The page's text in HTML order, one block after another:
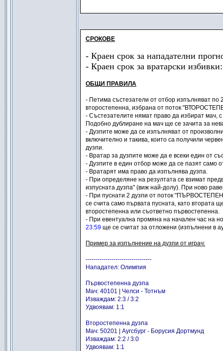
СРОКОВЕ
- Краен срок за нападателни
- Краен срок за вратарски
ОБЩИ ПРАВИЛА
- Петима състезатели от отбор изпълняват
второстепенна, избрана от поток
- Състезателите нямат право да избират мач,
Подобно дублиране на мач ще се зачита за
- Дузпите може да се изпълняват от
включително и такива, които са получили
дузпи.
- Вратар за дузпите може да е всеки един от
- Дузпите в един отбор може да се пазят само
- Вратарят има право да изпълнява дузпа.
- При определяне на резултата се взимат
изпусната дузпа" (виж най-долу). При ново
- При пуснати 2 дузпи от поток
се счита само първата пусната, като втората
второстепенна или съответно първостепенна.
- При евентуална промяна на начален час на
23:59 ще се считат за отложени (изпълнени в
Пример за изпълнение на дузпи от играч:
---------------------------------
Нападател: Олимпия
Първостепенна дузпа
Мач: 40101 | Челси - Тотнъм
Изваждам: 2:3 / 3:2
Удвоявам: 1:1
Второстепенна дузпа
Мач: 50201 | Аугсбург - Борусия Дортмунд
Изваждам: 2:2 / 3:0
Удвоявам: 1:1